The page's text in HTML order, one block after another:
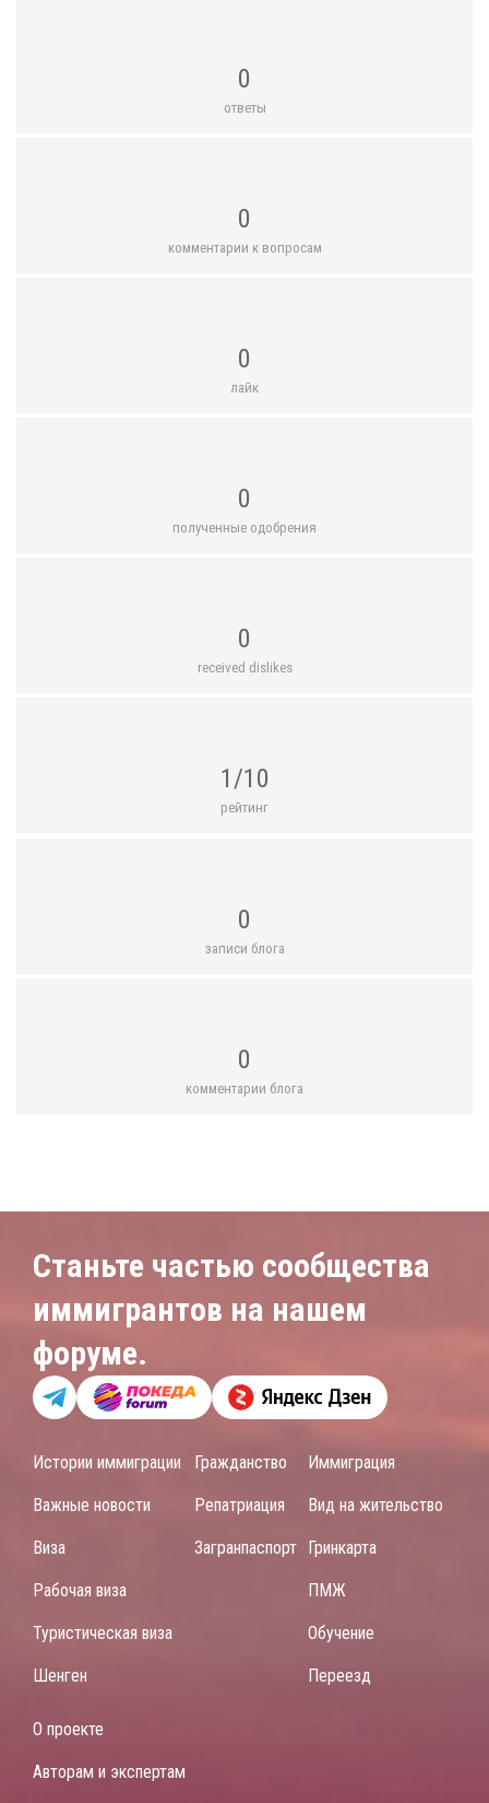
0
ответы
0
комментарии к вопросам
0
лайк
0
полученные одобрения
0
received dislikes
1/10
рейтинг
0
записи блога
0
комментарии блога
Станьте частью сообщества
иммигрантов на нашем
форуме.
Истории иммиграции
Важные новости
Виза
Рабочая виза
Туристическая виза
Шенген
Гражданство
Репатриация
Загранпаспорт
Иммиграция
Вид на жительство
Гринкарта
ПМЖ
Обучение
Переезд
О проекте
Авторам и экспертам